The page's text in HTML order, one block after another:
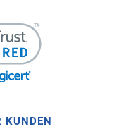
KUNDEN